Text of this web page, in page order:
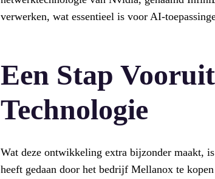
verwerken, wat essentieel is voor AI-
Een Stap
Technologie
Wat deze ontwikkeling extra bijzonder maakt,
heeft gedaan door het bedrijf Mellanox te